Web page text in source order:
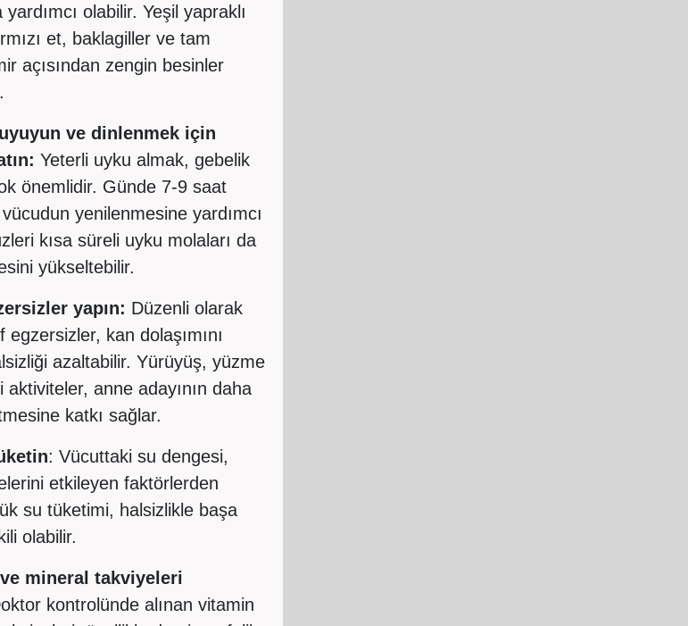
yardımcı olabilir. Yeşil yapraklı
et, baklagiller ve tam
açısından zengin besinler
ve dinlenmek için
Yeterli uyku almak, gebelik
önemlidir. Günde 7-9 saat
yenilenmesine yardımcı
kısa süreli uyku molaları da
yükseltebilir.
yapın: Düzenli olarak
egzersizler, kan dolaşımını
azaltabilir. Yürüyüş, yüzme
aktiviteler, anne adayının daha
katkı sağlar.
: Vücuttaki su dengesi,
etkileyen faktörlerden
su tüketimi, halsizlikle başa
olabilir.
mineral takviyeleri
kontrolünde alınan vitamin